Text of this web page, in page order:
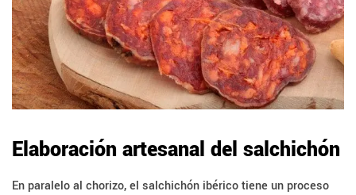
Elaboración artesanal del salchichón
En paralelo al chorizo, el salchichón ibérico tiene un proceso